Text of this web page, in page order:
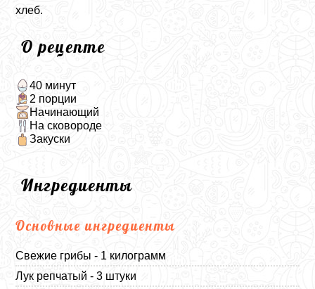
хлеб.
О рецепте
40 минут
2 порции
Начинающий
На сковороде
Закуски
Ингредиенты
Основные ингредиенты
Свежие грибы - 1 килограмм
Лук репчатый - 3 штуки